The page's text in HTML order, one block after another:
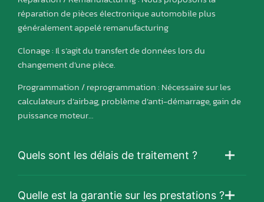
réparation de pièces électronique automobile plus
généralement appelé remanufacturing
Clonage : Il s’agit du transfert de données lors du
changement d’une pièce.
Programmation / reprogrammation : Nécessaire sur les
calculateurs d’airbag, problème d’anti-démarrage, gain de
puissance moteur…
Quels sont les délais de traitement ?
Quelle est la garantie sur les prestations ?